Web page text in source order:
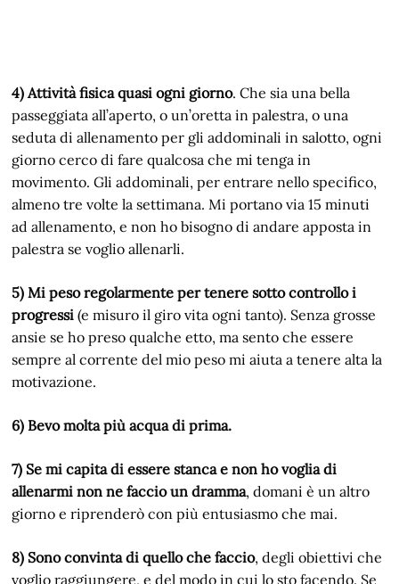
4) Attività fisica quasi ogni giorno. Che sia una bella
passeggiata all’aperto, o un’oretta in palestra, o una
seduta di allenamento per gli addominali in salotto, ogni
giorno cerco di fare qualcosa che mi tenga in
movimento. Gli addominali, per entrare nello specifico,
almeno tre volte la settimana. Mi portano via 15 minuti
ad allenamento, e non ho bisogno di andare apposta in
palestra se voglio allenarli.
5) Mi peso regolarmente per tenere sotto controllo i
progressi (e misuro il giro vita ogni tanto). Senza grosse
ansie se ho preso qualche etto, ma sento che essere
sempre al corrente del mio peso mi aiuta a tenere alta la
motivazione.
6) Bevo molta più acqua di prima.
7) Se mi capita di essere stanca e non ho voglia di
allenarmi non ne faccio un dramma, domani è un altro
giorno e riprenderò con più entusiasmo che mai.
8) Sono convinta di quello che faccio, degli obiettivi che
voglio raggiungere, e del modo in cui lo sto facendo. Se